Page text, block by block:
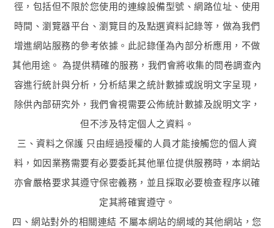
徑，包括但不限於您使用的連線設備型號、網路位址、使用
時間、瀏覽器平台、瀏覽目的及點選資料記錄等，做為我們
增進網站服務的參考依據。此記錄僅為內部分析應用，不做
其他用途。 為提供精確的服務，我們會將收集的問卷調查內
容進行統計與分析，分析結果之統計數據或說明文字呈現，
除供內部研究外，我們會視需要公佈統計數據及說明文字，
但不涉及特定個人之資料。
三、資料之保護 只由經過授權的人員才能接觸您的個人資
料，如因業務需要有必要委託其他單位提供服務時，本網站
亦會嚴格要求其遵守保密義務，並且採取必要檢查程序以確
定其將確實遵守。
四、網站對外的相關連結 不屬本網站的網域的其他網站，您